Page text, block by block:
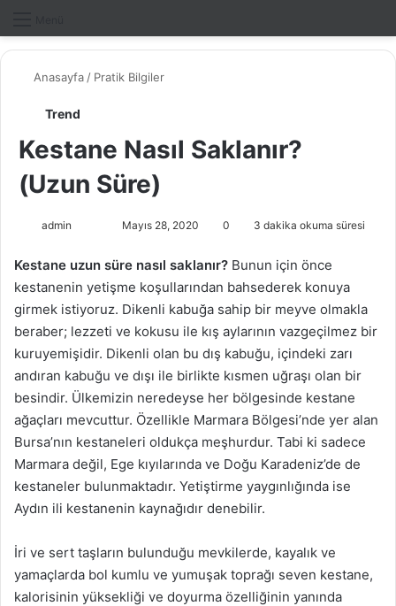
Anasayfa / Pratik Bilgiler
Trend
Kestane Nasıl Saklanır?
(Uzun Süre)
admin
l
l
o
w
o
n
X
r
e
-
p
o
s
t
a
g
ö
n
Mayıs 28, 2020 0 3 dakika okuma süresi
Kestane uzun süre nasıl saklanır? Bunun için önce
kestanenin yetişme koşullarından bahsederek konuya
girmek istiyoruz. Dikenli kabuğa sahip bir meyve olmakla
beraber; lezzeti ve kokusu ile kış aylarının vazgeçilmez bir
kuruyemişidir. Dikenli olan bu dış kabuğu, içindeki zarı
andıran kabuğu ve dışı ile birlikte kısmen uğraşı olan bir
besindir. Ülkemizin neredeyse her bölgesinde kestane
ağaçları mevcuttur. Özellikle Marmara Bölgesi’nde yer alan
Bursa’nın kestaneleri oldukça meşhurdur. Tabi ki sadece
Marmara değil, Ege kıyılarında ve Doğu Karadeniz’de de
kestaneler bulunmaktadır. Yetiştirme yaygınlığında ise
Aydın ili kestanenin kaynağıdır denebilir.
İri ve sert taşların bulunduğu mevkilerde, kayalık ve
yamaçlarda bol kumlu ve yumuşak toprağı seven kestane,
kalorisinin yüksekliği ve doyurma özelliğinin yanında